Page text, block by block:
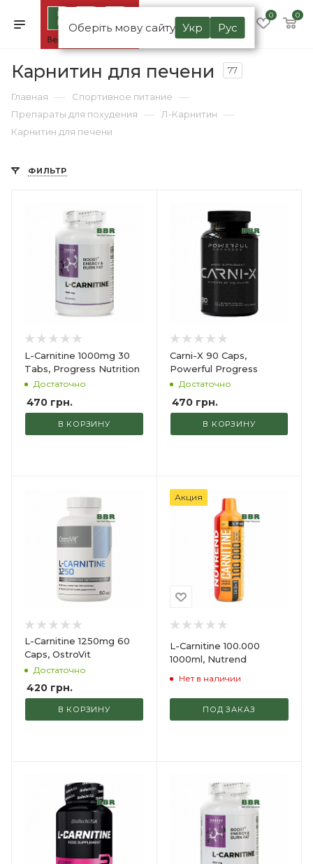
Оберіть мову сайту Укр Рус
0 0
Карнитин для печени 77
Главная — Спортивное питание —
Препараты для похудения — Л-Карнитин —
Карнитин для печени
ФИЛЬТР
L-Carnitine 1000mg 30
Tabs, Progress Nutrition
Достаточно
470 грн.
В КОРЗИНУ
Carni-X 90 Caps,
Powerful Progress
Достаточно
470грн.
В КОРЗИНУ
L-Carnitine 1250mg 60
Caps, OstroVit
Достаточно
420 грн.
В КОРЗИНУ
Акция
L-Carnitine 100.000
1000ml, Nutrend
Нет в наличии
ПОД ЗАКАЗ